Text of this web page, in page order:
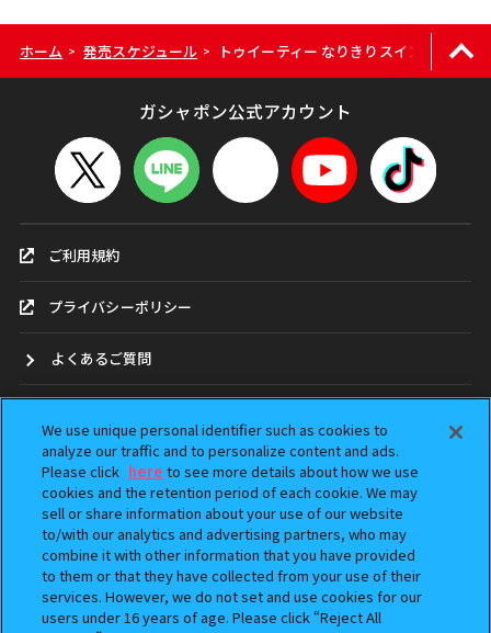
ホーム > 発売スケジュール > トゥイーティー なりきりスイング
ガシャポン公式アカウント
ご利用規約
プライバシーポリシー
よくあるご質問
ガシャポンどこ？
アンケート
ウェブアクセシビリティ方針
Do Not Sell or Share My Personal Information
We use unique personal identifier such as cookies to
analyze our traffic and to personalize content and ads.
Please click here to see more details about how we use
cookies and the retention period of each cookie. We may
sell or share information about your use of our website
to/with our analytics and advertising partners, who may
combine it with other information that you have provided
to them or that they have collected from your use of their
services. However, we do not set and use cookies for our
users under 16 years of age. Please click “Reject All